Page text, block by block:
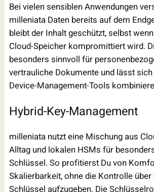
Bei vielen sensiblen Anwendungen
milleniata Daten bereits auf dem
bleibt der Inhalt geschützt, selbst
Cloud-Speicher kompromittiert wird.
besonders sinnvoll für
vertrauliche Dokumente und lässt
Device-Management-Tools
Hybrid-Key-Management
milleniata nutzt eine Mischung aus
Alltag und lokalen HSMs für
Schlüssel. So profitierst Du von
Skalierbarkeit, ohne die Kontrolle
Schlüssel aufzugeben. Die